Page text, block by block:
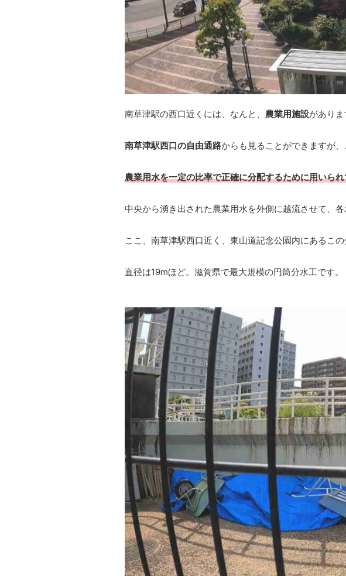
南草津駅の西口近くには、なんと、 農業用施設があり
南草津駅西口の自由通路からも見ることができますが、
農業用水を一定の比率で正確に分配するために用いら
中央から湧き出された農業用水を外側に越流させて、
ここ、南草津駅西口近く、東山道記念公園内にあるこ
直径は19mほど。滋賀県で最大規模の円筒分水工です。